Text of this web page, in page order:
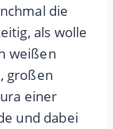
die
als wolle
weißen
großen
einer
und dabei